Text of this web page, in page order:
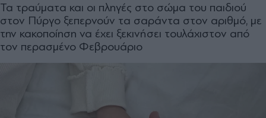
Τα τραύματα και οι πληγές στο σώμα του παιδιού
στον Πύργο ξεπερνούν τα σαράντα στον αριθμό, με
την κακοποίηση να έχει ξεκινήσει τουλάχιστον από
τον περασμένο Φεβρουάριο